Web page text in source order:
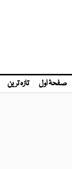
صفحۂ اول تازہ ترین